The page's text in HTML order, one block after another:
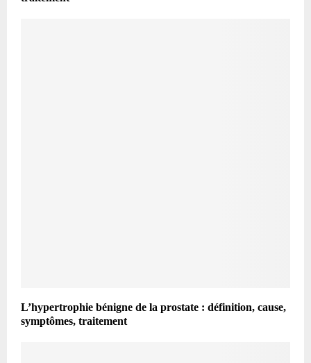
L’hypertrophie bénigne de la prostate : définition, cause,
symptômes, traitement